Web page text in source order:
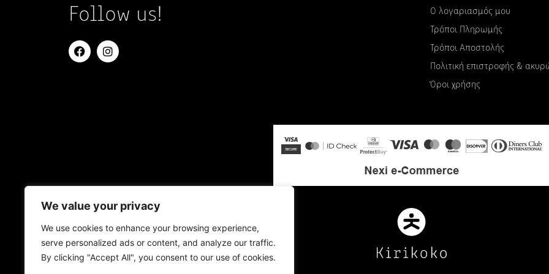
We value your privacy
We use cookies to enhance your browsing experience,
serve personalized ads or content, and analyze our traffic.
By clicking "Accept All", you consent to our use of cookies.
Follow us!
Ο λογαριασμός μου
Τρόποι Πληρωμής
Τρόποι Αποστολής
Πολιτική επιστροφής &
Όροι χρήσης